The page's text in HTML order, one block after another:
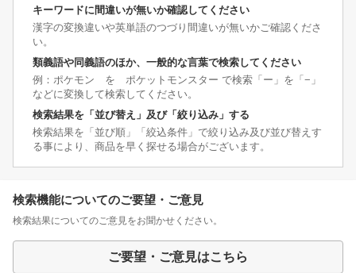
キーワードに間違いが無いか確認してください
漢字の変換違いや英単語のつづり間違いが無いかご確認くださ
い。
類義語や同義語のほか、一般的な言葉で検索してください
例：ポケモン を ポケットモンスター で検索「ー」を「−」
などに変換して検索してください。
検索結果を「並び替え」及び「絞り込み」する
検索結果を「並び順」「絞込条件」で絞り込み及び並び替えす
る事により、商品を早く探せる場合がございます。
検索機能についてのご要望・ご意見
検索結果についてのご意見をお聞かせください。
ご要望・ご意見はこちら